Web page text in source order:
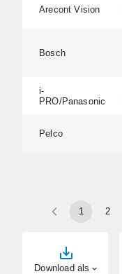
Download als
Arecont Vision
Bosch
i-
PRO/Panasonic
Pelco
1 2